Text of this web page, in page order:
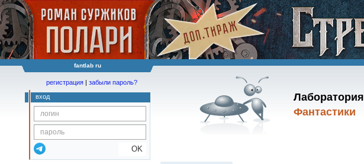
fantlab ru
Лаборатория
Фантастики
регистрация | забыли пароль?
вход
OK